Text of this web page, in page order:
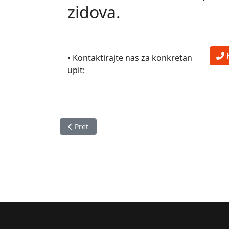
zidova.
• Kontaktirajte nas za konkretan
upit:
Prethodni članak: Naljepnice za zid
Pret